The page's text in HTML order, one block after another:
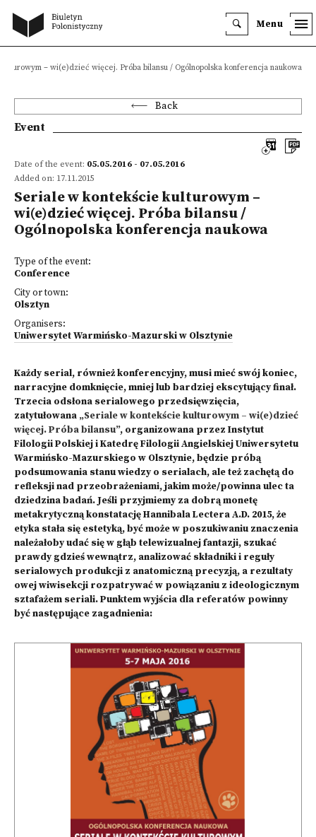
Menu
– wi(e)dzieć więcej. Próba bilansu / Ogólnopolska konferencja naukowa
Back
Event
Date of the event: 05.05.2016 - 07.05.2016
Added on: 17.11.2015
Seriale w kontekście kulturowym –
wi(e)dzieć więcej. Próba bilansu /
Ogólnopolska konferencja naukowa
Type of the event:
Conference
City or town:
Olsztyn
Organisers:
Uniwersytet Warmińsko-Mazurski w Olsztynie
Każdy serial, również konferencyjny, musi mieć swój koniec,
narracyjne domknięcie, mniej lub bardziej ekscytujący finał.
Trzecia odsłona serialowego przedsię­wzięcia,
zatytułowana „Seriale w kontekście kulturowym – wi(e)dzieć
więcej. Próba bilansu”, organizowana przez Instytut
Filologii Polskiej i Katedrę Filologii Angielskiej Uniwersytetu
Warmińsko-Mazurskiego w Olsztynie, będzie próbą
podsumowania stanu wiedzy o serialach, ale też zachętą do
refleksji nad przeobrażeniami, jakim może/powin­na ulec ta
dziedzina badań. Jeśli przyjmiemy za dobrą monetę
metakrytyczną konsta­tację Hannibala Lectera A.D. 2015, że
etyka stała się estetyką, być może w poszukiwaniu znaczenia
należałoby udać się w głąb telewizualnej fantazji, szukać
prawdy gdzieś we­wnątrz, analizować składniki i reguły
serialowych produkcji z anatomiczną precyzją, a rezultaty
owej wiwisekcji rozpatrywać w powiązaniu z ideologicznym
sztafażem seria­li. Punktem wyjścia dla referatów powinny
być następujące zagadnienia: